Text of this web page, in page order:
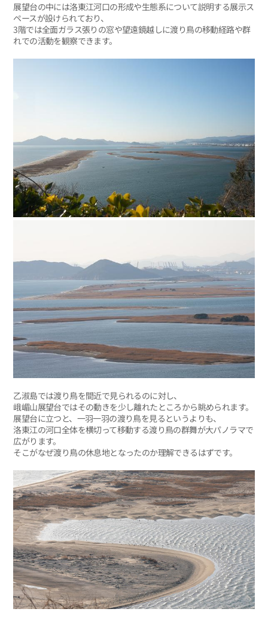
展望台の中には洛東江河口の形成や生態系について説明する展示ス
ペースが設けられており、
3階では全面ガラス張りの窓や望遠鏡越しに渡り鳥の移動経路や群
れでの活動を観察できます。
乙淑島では渡り鳥を間近で見られるのに対し、
峨嵋山展望台ではその動きを少し離れたところから眺められます。
展望台に立つと、一羽一羽の渡り鳥を見るというよりも、
洛東江の河口全体を横切って移動する渡り鳥の群舞が大パノラマで
広がります。
そこがなぜ渡り鳥の休息地となったのか理解できるはずです。